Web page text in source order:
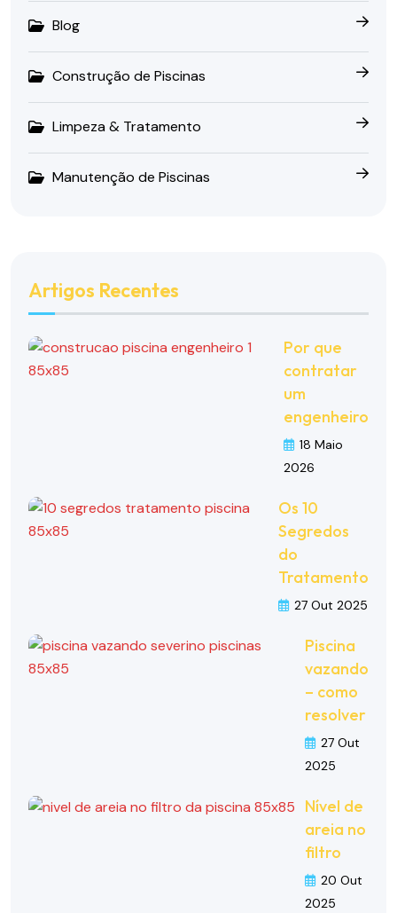
Blog
Construção de Piscinas
Limpeza & Tratamento
Manutenção de Piscinas
Artigos Recentes
Por que
contratar
um
engenheiro
18 Maio
2026
Os 10
Segredos
do
Tratamento
27 Out 2025
Piscina
vazando
– como
resolver
27 Out
2025
Nível de
areia no
filtro
20 Out
2025